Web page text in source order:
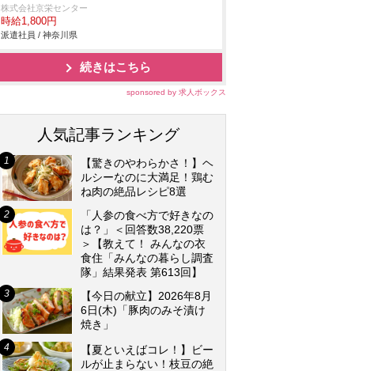
株式会社京栄センター
時給1,800円
派遣社員 / 神奈川県
続きはこちら
sponsored by 求人ボックス
人気記事ランキング
【驚きのやわらかさ！】ヘ
ルシーなのに大満足！鶏む
ね肉の絶品レシピ8選
「人参の食べ方で好きなの
は？」＜回答数38,220票
＞【教えて！ みんなの衣
食住「みんなの暮らし調査
隊」結果発表 第613回】
【今日の献立】2026年8月
6日(木)「豚肉のみそ漬け
焼き」
【夏といえばコレ！】ビー
ルが止まらない！枝豆の絶